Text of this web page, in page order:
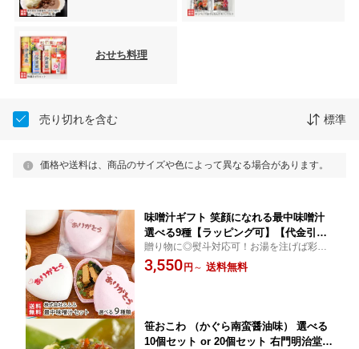
おせち料理
売り切れを含む 標準
価格や送料は、商品のサイズや色によって異なる場合があります。
味噌汁ギフト 笑顔になれる最中味噌汁
選べる9種【ラッピング可】【代金引換
決済不可】【もなか/みそ汁】【最中み
そ汁/プレゼント/バレンタイン/ホワイト
贈り物に◎熨斗対応可！お湯を注げば彩り
豊かな具材が溢れ出す！見た目も可愛く、
何よりおいしい！皆でわいわいにぎやか、
3,550 円 ～ 送料無料
笹おこわ （かぐら南蛮醤油味） 選べる
10個セット or 20個セット 右門明治堂